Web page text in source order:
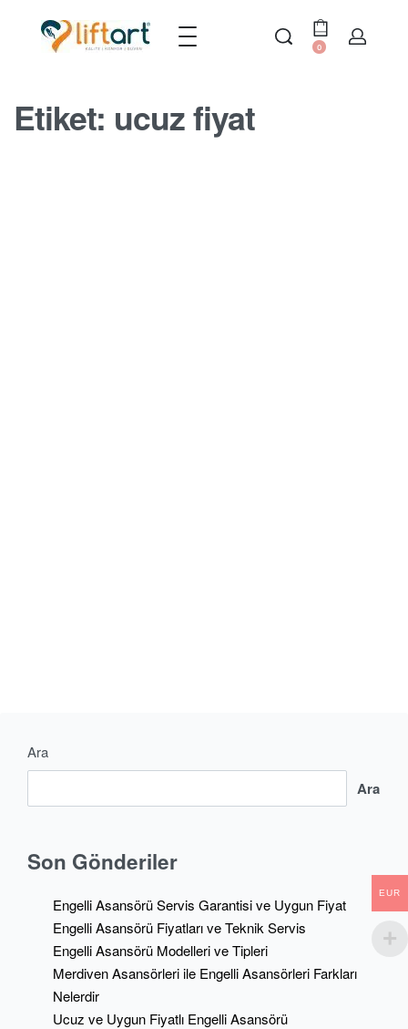
0
Etiket: ucuz fiyat
Ara
Ara
Son Gönderiler
Engelli Asansörü Servis Garantisi ve Uygun Fiyat
Engelli Asansörü Fiyatları ve Teknik Servis
Engelli Asansörü Modelleri ve Tipleri
Merdiven Asansörleri ile Engelli Asansörleri Farkları
Nelerdir
Ucuz ve Uygun Fiyatlı Engelli Asansörü
EUR